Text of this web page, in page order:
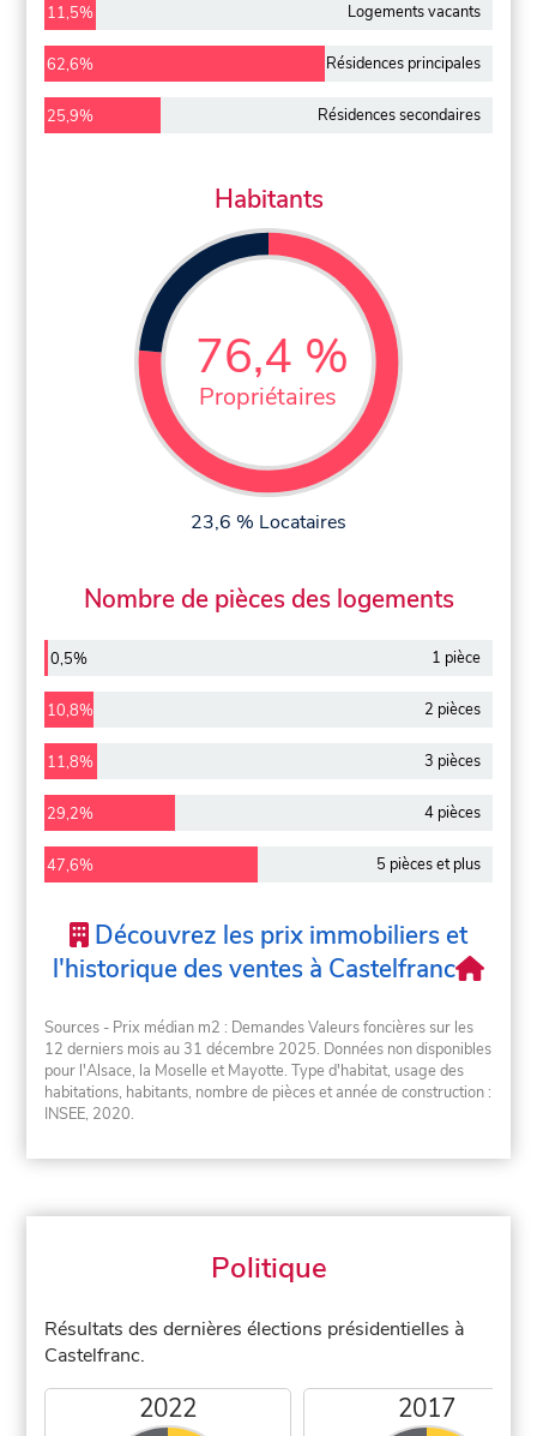
11,5% Logements vacants
62,6% Résidences principales
25,9% Résidences secondaires
Habitants
76,4 %
Propriétaires
23,6 % Locataires
Nombre de pièces des logements
0,5% 1 pièce
10,8% 2 pièces
11,8% 3 pièces
29,2% 4 pièces
47,6% 5 pièces et plus
Découvrez les prix immobiliers et
l'historique des ventes à Castelfranc
Sources - Prix médian m2 : Demandes Valeurs foncières sur les
12 derniers mois au 31 décembre 2025. Données non disponibles
pour l'Alsace, la Moselle et Mayotte. Type d'habitat, usage des
habitations, habitants, nombre de pièces et année de construction :
INSEE, 2020.
Politique
Résultats des dernières élections présidentielles à
Castelfranc.
2022 2017